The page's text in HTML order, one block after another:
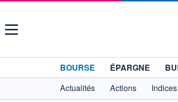
Menu
BOURSE ÉPARGNE
Actualités
Actions Indices